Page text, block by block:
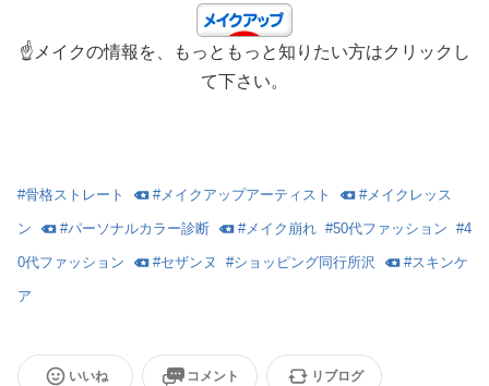
☝メイクの情報を、もっともっと知りたい方はクリックし
て下さい。
#骨格ストレート #メイクアップアーティスト #メイクレッス
ン #パーソナルカラー診断 #メイク崩れ #50代ファッション #4
0代ファッション #セザンヌ #ショッピング同行所沢 #スキンケ
ア
いいね コメント リブログ